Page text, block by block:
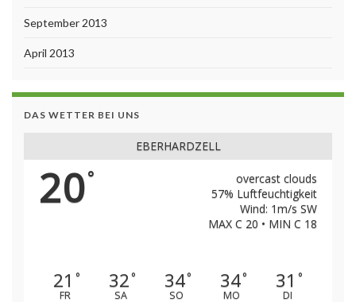
September 2013
April 2013
DAS WETTER BEI UNS
EBERHARDZELL
20°
overcast clouds
57% Luftfeuchtigkeit
Wind: 1m/s SW
MAX C 20 • MIN C 18
21 °
FR
32°
SA
34°
SO
34°
MO
31 °
DI